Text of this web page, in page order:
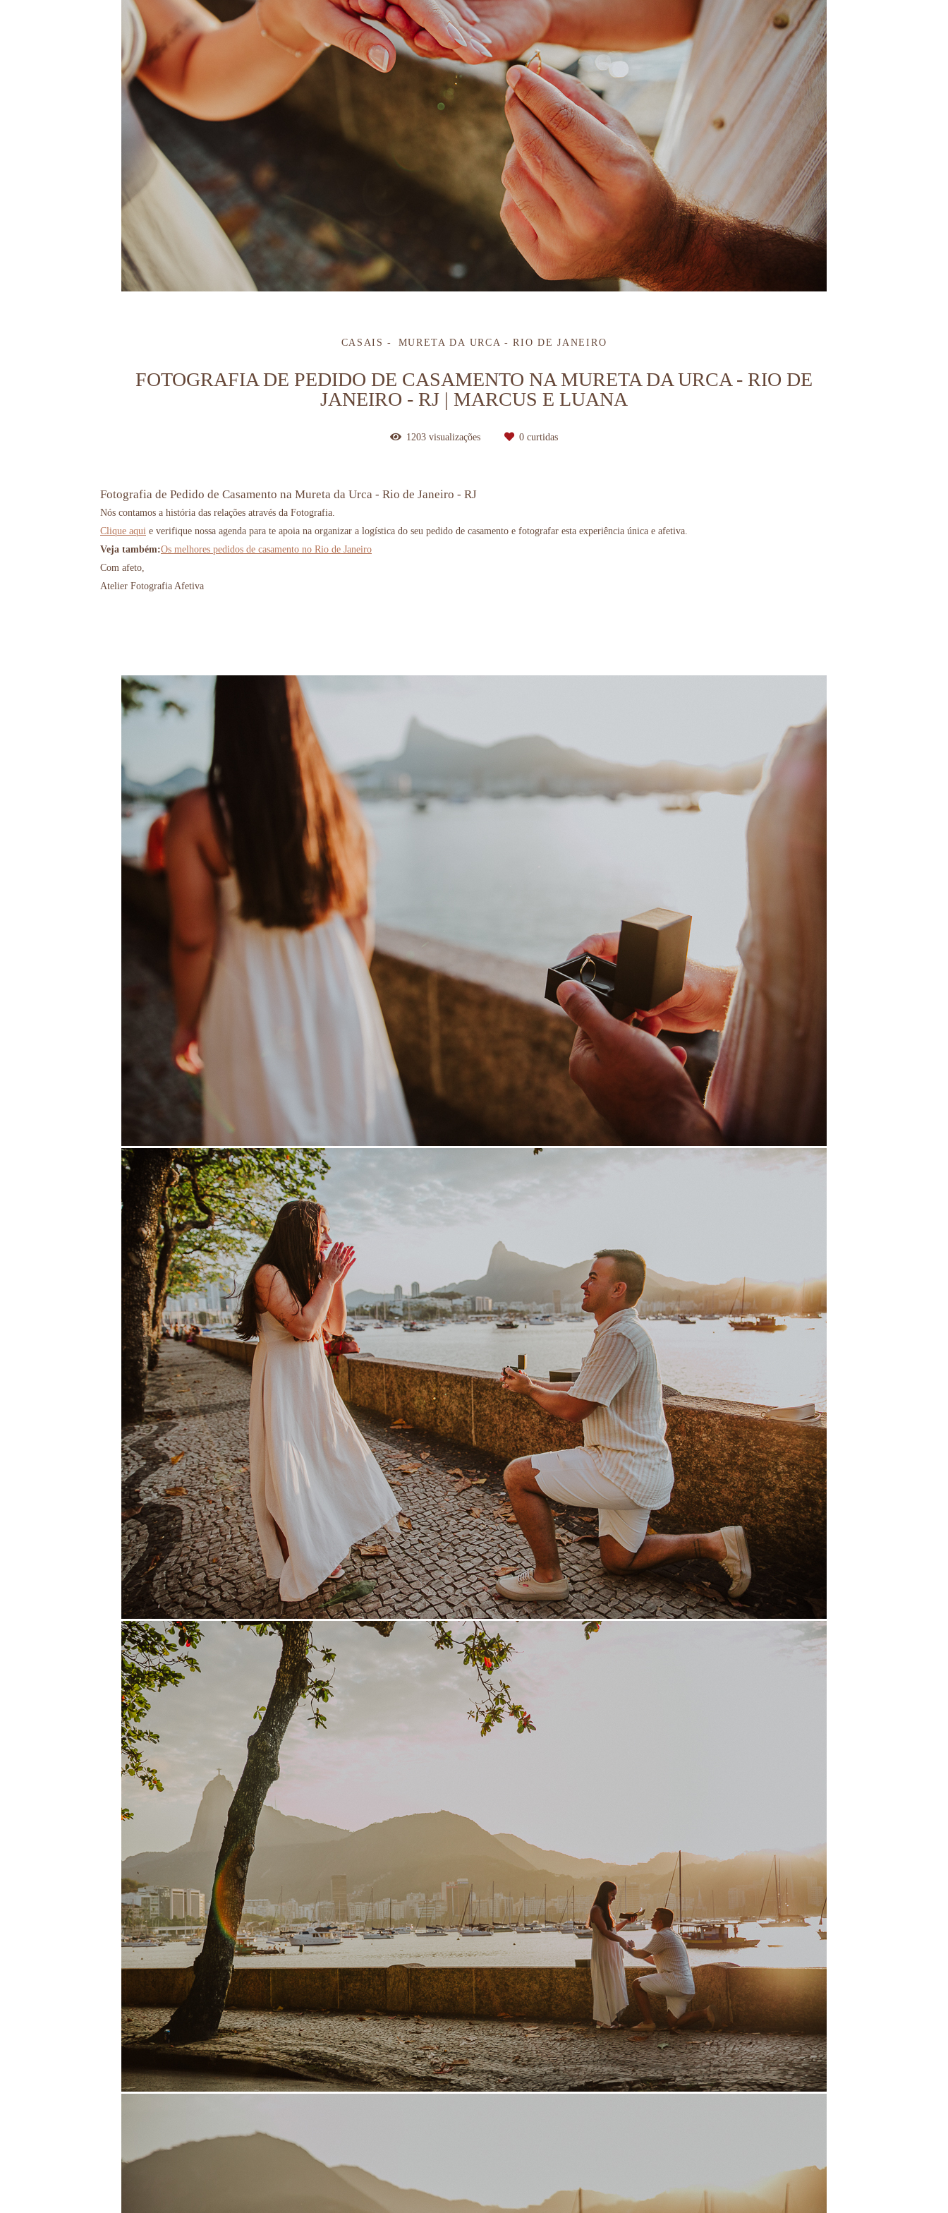
CASAIS MURETA DA URCA - RIO DE JANEIRO
FOTOGRAFIA DE PEDIDO DE CASAMENTO NA MURETA DA URCA - RIO DE
JANEIRO - RJ | MARCUS E LUANA
1203 visualizações 0 curtidas
Fotografia de Pedido de Casamento na Mureta da Urca - Rio de Janeiro - RJ
Nós contamos a história das relações através da Fotografia.
Clique aqui e verifique nossa agenda para te apoia na organizar a logística do seu pedido de casamento e fotografar esta experiência única e afetiva.
Veja também:Os melhores pedidos de casamento no Rio de Janeiro
Com afeto,
Atelier Fotografia Afetiva